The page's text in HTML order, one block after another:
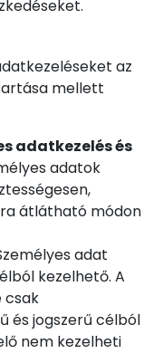
az
mellett
adatkezelés és
adatok
átlátható módon
adat
kezelhető. A
csak
és jogszerű célból
nem kezelheti